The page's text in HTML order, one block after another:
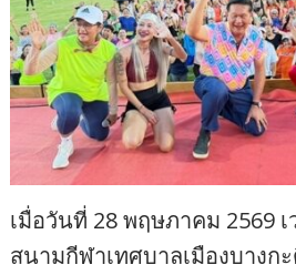
เมื่อวันที่ 28 พฤษภาคม 2569
สนามกีฬาเทศบาลเมืองบางกะ